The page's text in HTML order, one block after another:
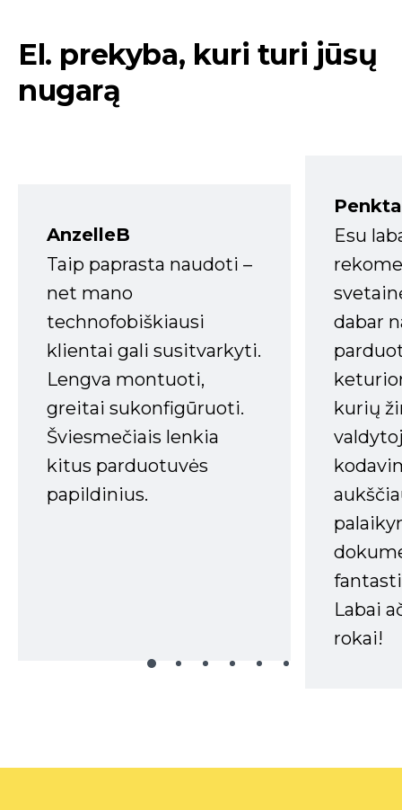
El. prekyba, kuri turi jūsų
nugarą
AnzelleB
Taip paprasta naudoti –
net mano
technofobiškiausi
klientai gali susitvarkyti.
Lengva montuoti,
greitai sukonfigūruoti.
Šviesmečiais lenkia
kitus parduotuvės
papildinius.
Esu
dabar
kurių
Labai
rokai!